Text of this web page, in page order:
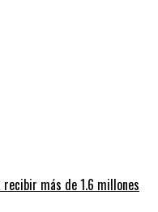
más de 1.6 millones